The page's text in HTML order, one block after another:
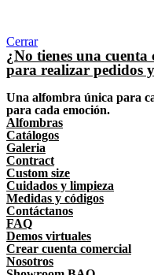
Cerrar
¿No tienes una
para realizar pedidos
Una alfombra única para
para cada emoción.
Alfombras
Catálogos
Galeria
Contract
Custom size
Cuidados y limpieza
Medidas y códigos
Contáctanos
FAQ
Demos virtuales
Crear cuenta comercial
Nosotros